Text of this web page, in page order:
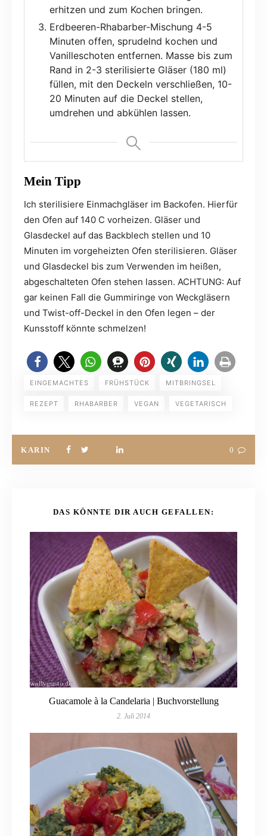
erhitzen und zum Kochen bringen.
Erdbeeren-Rhabarber-Mischung 4-5
Minuten offen, sprudelnd kochen und
Vanilleschoten entfernen. Masse bis zum
Rand in 2-3 sterilisierte Gläser (180 ml)
füllen, mit den Deckeln verschließen, 10-
20 Minuten auf die Deckel stellen,
umdrehen und abkühlen lassen.
Mein Tipp
Ich sterilisiere Einmachgläser im Backofen. Hierfür
den Ofen auf 140 C vorheizen. Gläser und
Glasdeckel auf das Backblech stellen und 10
Minuten im vorgeheizten Ofen sterilisieren. Gläser
und Glasdeckel bis zum Verwenden im heißen,
abgeschalteten Ofen stehen lassen. ACHTUNG: Auf
gar keinen Fall die Gummiringe von Weckgläsern
und Twist-off-Deckel in den Ofen legen – der
Kunsstoff könnte schmelzen!
EINGEMACHTES FRÜHSTÜCK MITBRINGSEL
REZEPT RHABARBER VEGAN VEGETARISCH
KARIN 0
DAS KÖNNTE DIR AUCH GEFALLEN:
Guacamole à la Candelaria | Buchvorstellung
2. Juli 2014